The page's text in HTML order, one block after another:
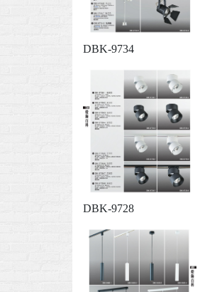
DBK-9734
DBK-9728